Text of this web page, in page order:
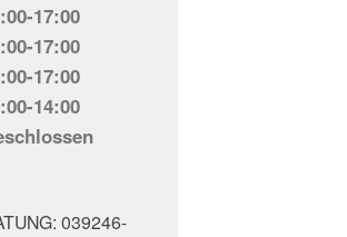
17:00
17:00
17:00
14:00
039246-